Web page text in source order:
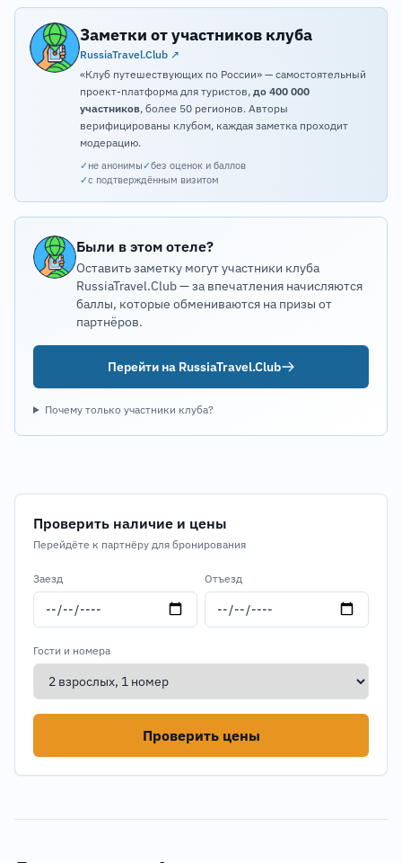
Заметки от участников клуба
RussiaTravel.Club ↗
«Клуб путешествующих по России» — самостоятельный
проект-платформа для туристов, до 400 000
участников, более 50 регионов. Авторы
верифицированы клубом, каждая заметка проходит
модерацию.
✓не анонимы✓без оценок и баллов
✓с подтверждённым визитом
Были в этом отеле?
Оставить заметку могут участники клуба
RussiaTravel.Club — за впечатления начисляются
баллы, которые обмениваются на призы от
партнёров.
Перейти на RussiaTravel.Club
Почему только участники клуба?
Проверить наличие и цены
Перейдёте к партнёру для бронирования
Заезд Отъезд
Гости и номера
Проверить цены